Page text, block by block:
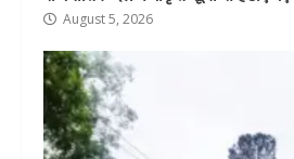
August 5, 2026